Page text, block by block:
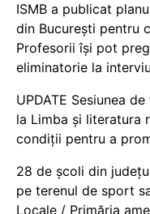
ISMB a publicat
din București pentru
Profesorii își pot
eliminatorie la interviu
UPDATE Sesiunea
la Limba și literatura
condiții pentru a
28 de școli din
pe terenul de sport
Locale / Primăria